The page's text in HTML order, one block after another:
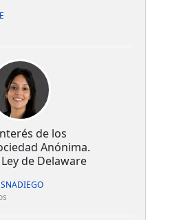
de los
Anónima.
de Delaware